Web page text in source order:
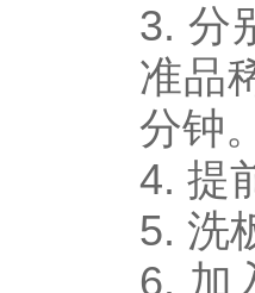
3. 分
准品
分钟
4. 提
5. 洗
6. 加